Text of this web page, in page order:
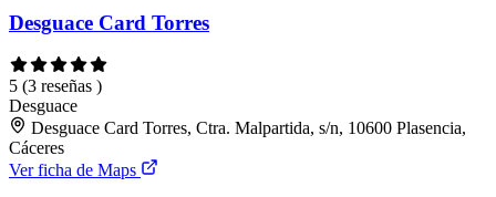
Desguace Card Torres
5 (3 reseñas )
Desguace
Desguace Card Torres, Ctra. Malpartida, s/n, 10600 Plasencia,
Cáceres
Ver ficha de Maps